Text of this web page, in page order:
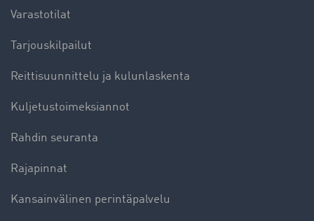
Varastotilat
Tarjouskilpailut
Reittisuunnittelu ja kulunlaskenta
Kuljetustoimeksiannot
Rahdin seuranta
Rajapinnat
Kansainvälinen perintäpalvelu